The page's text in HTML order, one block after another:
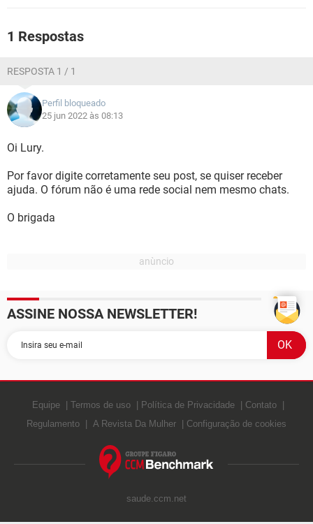
1 Respostas
RESPOSTA 1 / 1
Perfil bloqueado
25 jun 2022 às 08:13
Oi Lury.
Por favor digite corretamente seu post, se quiser receber
ajuda. O fórum não é uma rede social nem mesmo chats.
O brigada
ASSINE NOSSA NEWSLETTER!
Equipe Termos de uso Política de Privacidade
Contato
Regulamento
A Revista Da Mulher Configuração de cookies
saude.ccm.net